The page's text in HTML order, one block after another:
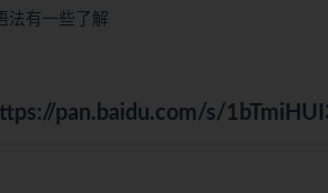
法有一些了解
pan.baidu.com/s/